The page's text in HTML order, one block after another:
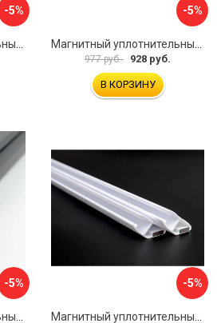
-5% -5%
977 руб. 928 руб.
В КОРЗИНУ
-5% -5%